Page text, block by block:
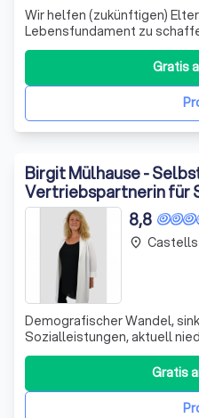
Wir helfen (zukünftigen)
Lebensfundament zu
Steuervorteile zu nutzen,
Gratis
Birgit Mülhause -
Vertriebspartnerin für
8,8
Demografischer Wandel,
Sozialleistungen, aktuell
viel mehr gute Gründe
Auf den Staat ist in den
immer weniger Verlass.
reagieren, um sich für Ihre
Gratis
place